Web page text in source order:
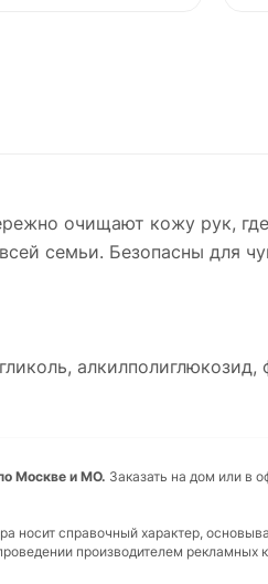
очищают кожу рук,
семьи. Безопасны для
алкилполиглюкозид,
Москве и МО. Заказать на дом или в
носит справочный характер,
производителем рекламных